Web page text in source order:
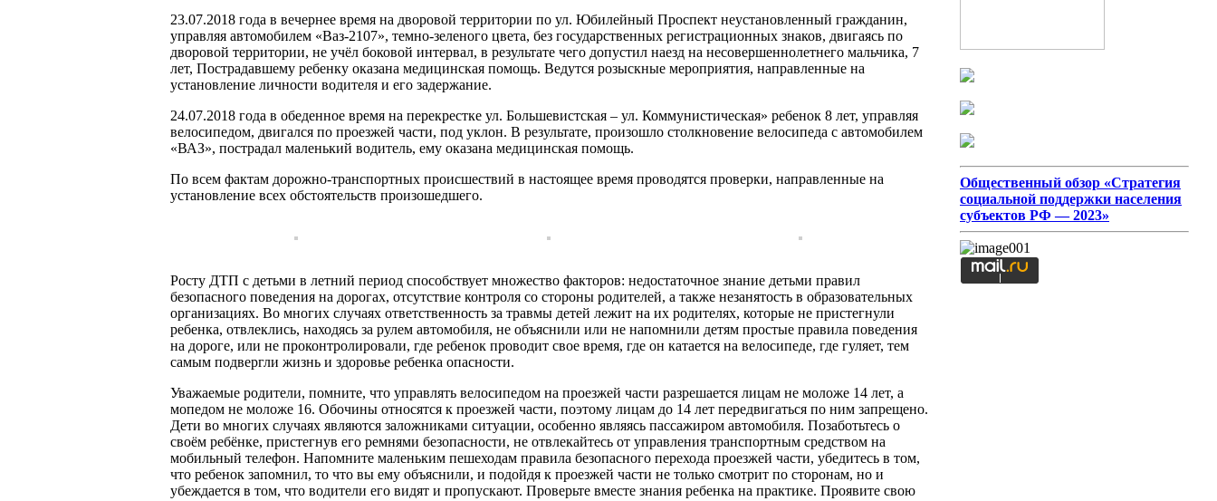
23.07.2018 года в вечернее время на дворовой территории по ул. Юбилейный Проспект неустановленный гражданин,
управляя автомобилем «Ваз-2107», темно-зеленого цвета, без государственных регистрационных знаков, двигаясь по
дворовой территории, не учёл боковой интервал, в результате чего допустил наезд на несовершеннолетнего мальчика, 7
лет, Пострадавшему ребенку оказана медицинская помощь. Ведутся розыскные мероприятия, направленные на
установление личности водителя и его задержание.
24.07.2018 года в обеденное время на перекрестке ул. Большевистская – ул. Коммунистическая» ребенок 8 лет, управляя
велосипедом, двигался по проезжей части, под уклон. В результате, произошло столкновение велосипеда с автомобилем
«ВАЗ», пострадал маленький водитель, ему оказана медицинская помощь.
По всем фактам дорожно-транспортных происшествий в настоящее время проводятся проверки, направленные на
установление всех обстоятельств произошедшего.
Росту ДТП с детьми в летний период способствует множество факторов: недостаточное знание детьми правил
безопасного поведения на дорогах, отсутствие контроля со стороны родителей, а также незанятость в образовательных
организациях. Во многих случаях ответственность за травмы детей лежит на их родителях, которые не пристегнули
ребенка, отвлеклись, находясь за рулем автомобиля, не объяснили или не напомнили детям простые правила поведения
на дороге, или не проконтролировали, где ребенок проводит свое время, где он катается на велосипеде, где гуляет, тем
самым подвергли жизнь и здоровье ребенка опасности.
Уважаемые родители, помните, что управлять велосипедом на проезжей части разрешается лицам не моложе 14 лет, а
мопедом не моложе 16. Обочины относятся к проезжей части, поэтому лицам до 14 лет передвигаться по ним запрещено.
Дети во многих случаях являются заложниками ситуации, особенно являясь пассажиром автомобиля. Позаботьтесь о
своём ребёнке, пристегнув его ремнями безопасности, не отвлекайтесь от управления транспортным средством на
мобильный телефон. Напомните маленьким пешеходам правила безопасного перехода проезжей части, убедитесь в том,
что ребенок запомнил, то что вы ему объяснили, и подойдя к проезжей части не только смотрит по сторонам, но и
убеждается в том, что водители его видят и пропускают. Проверьте вместе знания ребенка на практике. Проявите свою
Общественный обзор «Стратегия
социальной поддержки населения
субъектов РФ — 2023»